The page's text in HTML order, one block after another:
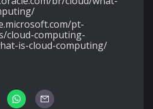
pt-
cloud-computing-
is-cloud-computing/